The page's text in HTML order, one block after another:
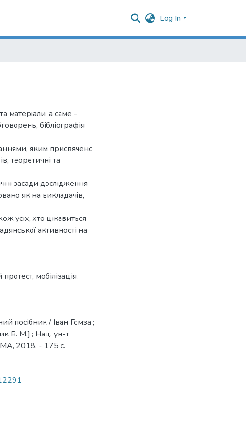
Log In
матеріали, а саме –
бібліографія
яким присвячено
теоретичні та
засади дослідження
як на викладачів,
усіх, хто цікавиться
активності на
протест, мобілізація,
посібник / Іван Гомза ;
В. М.] ; Нац. ун-т
2018. - 175 с.